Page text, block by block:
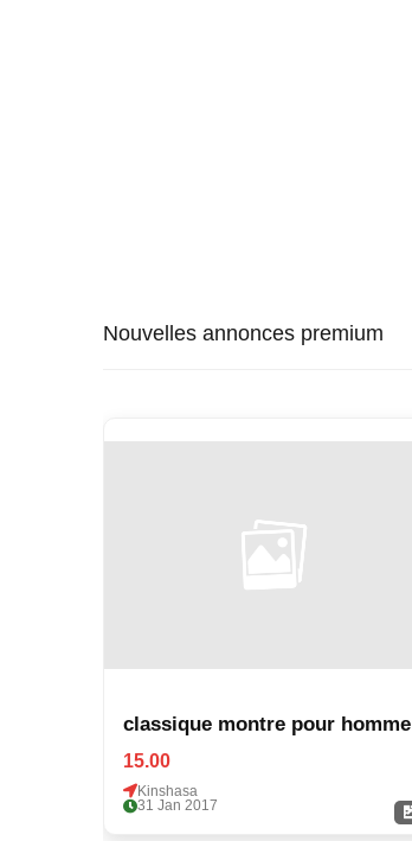
Nouvelles annonces premium
classique montre pour homme
15.00
Kinshasa
31 Jan 2017